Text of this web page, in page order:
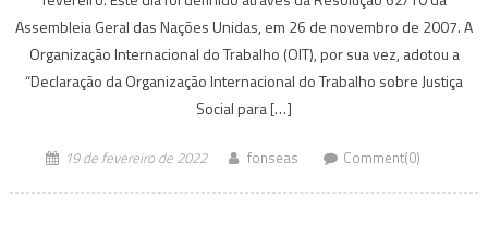
Assembleia Geral das Nações Unidas, em 26 de novembro de 2007. A
Organização Internacional do Trabalho (OIT), por sua vez, adotou a
“Declaração da Organização Internacional do Trabalho sobre Justiça
Social para […]
19 de fevereiro de 2022 fonseas Comment(0)